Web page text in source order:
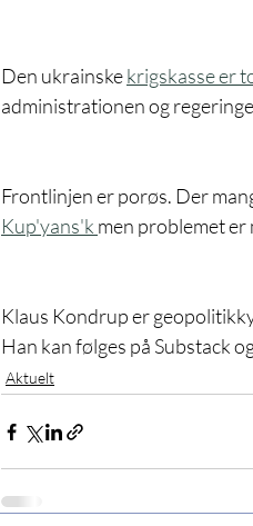
Den ukrainske krigskasse er
administrationen og
Frontlinjen er porøs. Der
Kup'yans'k men problemet
Klaus Kondrup er
Han kan følges på Substack
Aktuelt